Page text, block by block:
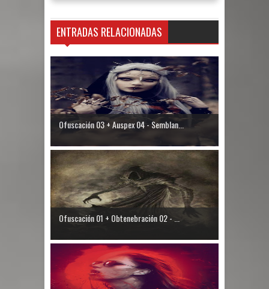
ENTRADAS RELACIONADAS
Ofuscación 03 + Auspex 04 - Semblan...
Ofuscación 01 + Obtenebración 02 - ...